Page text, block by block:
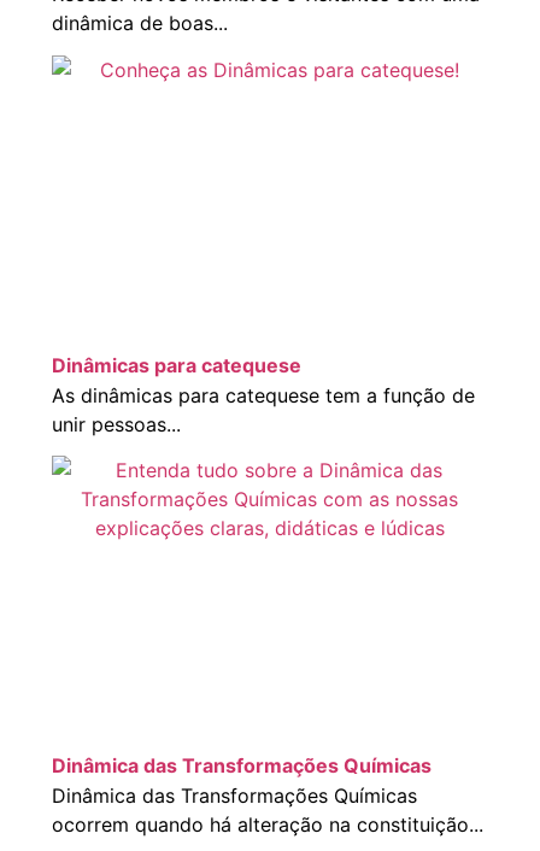
dinâmica de boas...
Dinâmicas para catequese
As dinâmicas para catequese tem a função de
unir pessoas...
Dinâmica das Transformações Químicas
Dinâmica das Transformações Químicas
ocorrem quando há alteração na constituição...